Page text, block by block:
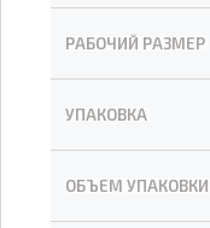
РАБОЧИЙ РАЗМЕР
УПАКОВКА
ОБЪЕМ УПАКОВКИ